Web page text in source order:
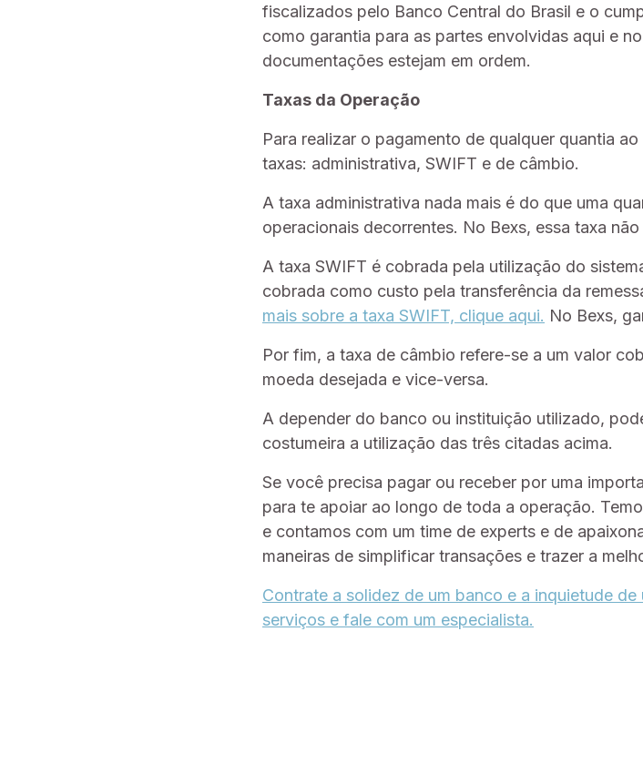
fiscalizados pelo Banco Central do Brasil e o
como garantia para as partes envolvidas aqui e
documentações estejam em ordem.
Taxas da Operação
Para realizar o pagamento de qualquer quantia
taxas: administrativa, SWIFT e de câmbio.
A taxa administrativa nada mais é do que uma
operacionais decorrentes. No Bexs, essa taxa
A taxa SWIFT é cobrada pela utilização do
cobrada como custo pela transferência da
mais sobre a taxa SWIFT, clique aqui. No Bexs,
Por fim, a taxa de câmbio refere-se a um valor
moeda desejada e vice-versa.
A depender do banco ou instituição utilizado,
costumeira a utilização das três citadas acima.
Se você precisa pagar ou receber por uma
para te apoiar ao longo de toda a operação.
e contamos com um time de experts e de
maneiras de simplificar transações e trazer a
Contrate a solidez de um banco e a inquietude
serviços e fale com um especialista.